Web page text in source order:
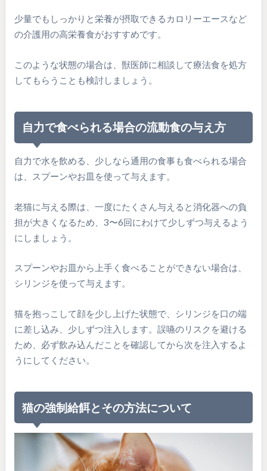
少量でもしっかりと栄養が摂取できるカロリーエースなど
の介護用の高栄養食がおすすめです。
このような状態の場合は、獣医師に相談して療法食を処方
してもらうことも検討しましょう。
自力で食べられる場合の流動食の与え方
自力で水を飲める、少しなら通用の食事も食べられる場合
は、スプーンやお皿を使って与えます。
老猫に与える際は、一度にたくさん与えると消化器への負
担が大きくなるため、3〜6回にわけて少しずつ与えるよう
にしましょう。
スプーンやお皿から上手く食べることができない場合は、
シリンジを使って与えます。
猫を抱っこして顔を少し上げた状態で、シリンジを口の端
に差し込み、少しずつ注入します。誤嚥のリスクを避ける
ため、必ず飲み込んだことを確認してから次を注入するよ
うにしてください。
猫の強制給餌とその方法について